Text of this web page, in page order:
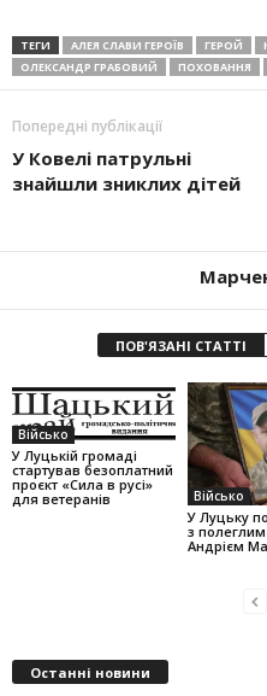
ТЕГИ АЛЕЯ СЛАВИ ГЕРОЇВ ГЕРОЙ
ОЛЕКСАНДР ГРАБОВИЙ
ПОХОВАННЯ
Попередні публікації
У Ковелі патрульні
знайшли зниклих дітей
ПОВ'ЯЗАНІ СТАТТІ
Військо
У Луцькій громаді
стартував безоплатний
проєкт «Сила в русі»
для ветеранів
Військо
У Луцьку
з
Андрієм
Останні новини